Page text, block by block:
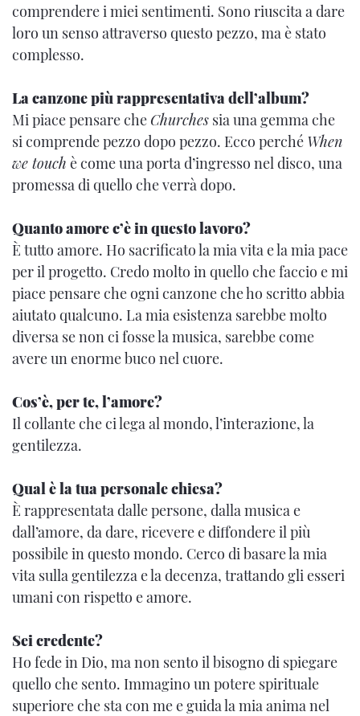
comprendere i miei sentimenti. Sono riuscita a dare
loro un senso attraverso questo pezzo, ma è stato
complesso.
La canzone più rappresentativa dell’album?
Mi piace pensare che Churches sia una gemma che
si comprende pezzo dopo pezzo. Ecco perché When
we touch è come una porta d’ingresso nel disco, una
promessa di quello che verrà dopo.
Quanto amore c’è in questo lavoro?
È tutto amore. Ho sacrificato la mia vita e la mia pace
per il progetto. Credo molto in quello che faccio e mi
piace pensare che ogni canzone che ho scritto abbia
aiutato qualcuno. La mia esistenza sarebbe molto
diversa se non ci fosse la musica, sarebbe come
avere un enorme buco nel cuore.
Cos’è, per te, l’amore?
Il collante che ci lega al mondo, l’interazione, la
gentilezza.
Qual è la tua personale chiesa?
È rappresentata dalle persone, dalla musica e
dall’amore, da dare, ricevere e diffondere il più
possibile in questo mondo. Cerco di basare la mia
vita sulla gentilezza e la decenza, trattando gli esseri
umani con rispetto e amore.
Sei credente?
Ho fede in Dio, ma non sento il bisogno di spiegare
quello che sento. Immagino un potere spirituale
superiore che sta con me e guida la mia anima nel